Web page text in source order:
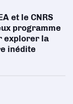
et le CNRS
programme
explorer la
inédite